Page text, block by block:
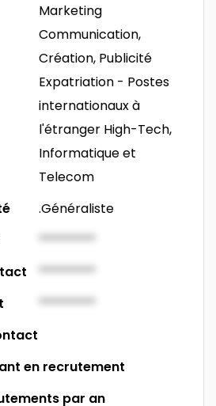
Marketing
Communication,
Création, Publicité
Expatriation - Postes
internationaux à
l'étranger High-Tech,
Informatique et
Telecom
.Généraliste
*********
*********
*********
en recrutement
par an